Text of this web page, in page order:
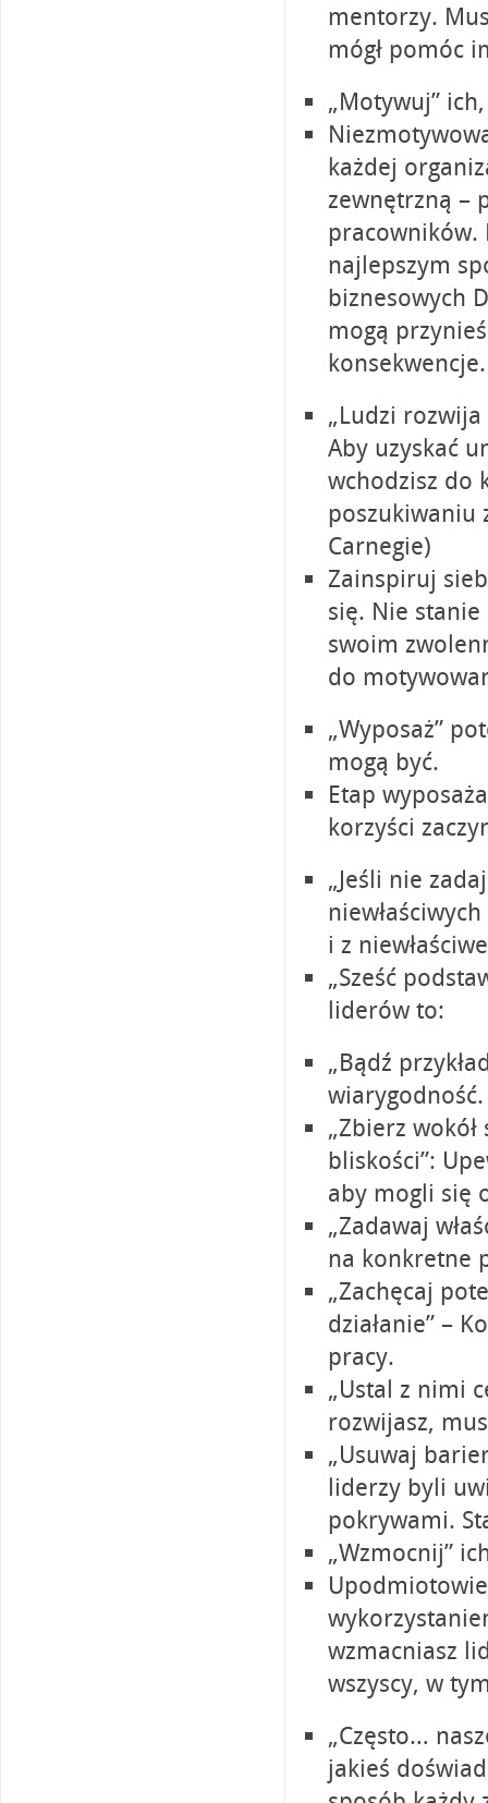
mentorzy.
mógł pomóc
„Motywuj”
każdej
zewnętrzną –
pracowników.
najlepszym
biznesowych
mogą
konsekwencje.
„Ludzi
Aby uzyskać
wchodzisz do
poszukiwaniu
Carnegie)
Zainspiruj
się. Nie
swoim
do
„Wyposaż”
mogą być.
Etap
korzyści
„Jeśli nie
i z
„Sześć
liderów to:
„Bądź
wiarygodność.
„Zbierz
bliskości”:
aby mogli się
„Zadawaj
na konkretne
„Zachęcaj
działanie” –
pracy.
„Ustal z nimi
rozwijasz,
„Usuwaj
liderzy byli
pokrywami.
„Wzmocnij”
wzmacniasz
wszyscy, w
„Często…
jakieś